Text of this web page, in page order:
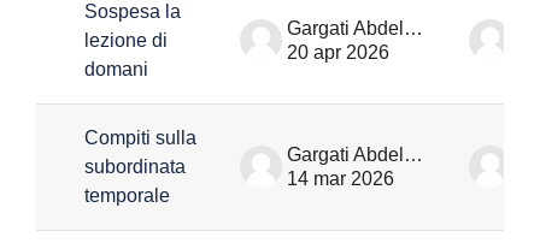
Sospesa la
lezione di
domani
Gargati Abdellah
20 apr 2026
Compiti sulla
subordinata
temporale
Gargati Abdellah
14 mar 2026